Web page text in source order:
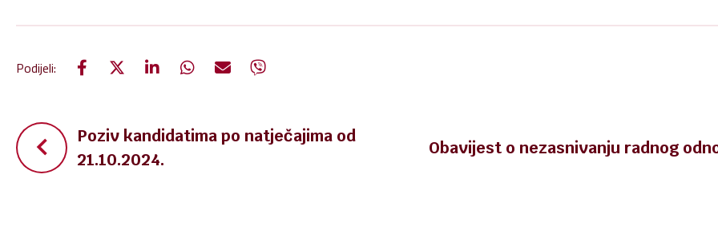
Podijeli:
Navigacija
objava
Poziv kandidatima po natječajima od
21.10.2024.
Obavijest o nezasnivanju radnog